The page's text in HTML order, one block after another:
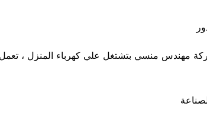
811 ماركة مهندس منسي بتشتغل علي كهرباء المنزل ،